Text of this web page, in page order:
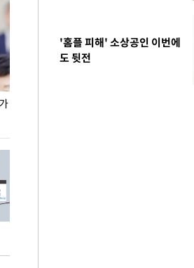
'홈플 피해' 소상공인 이번에
도 뒷전